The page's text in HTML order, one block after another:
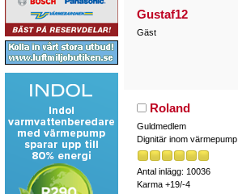
Gustaf12
Gäst
Roland
Guldmedlem
Dignitär inom värmepump
Antal inlägg: 10036
Karma +19/-4